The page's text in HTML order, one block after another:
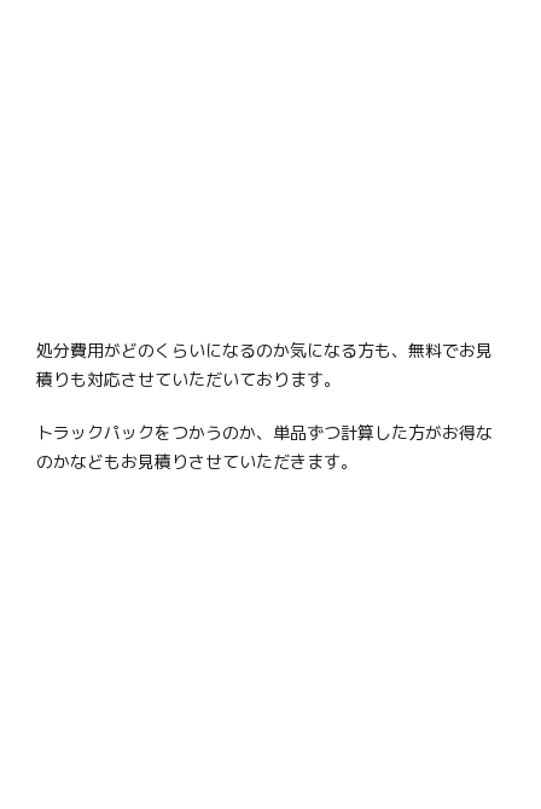
処分費用がどのくらいになるのか気になる方も、無料でお見
積りも対応させていただいております。
トラックパックをつかうのか、単品ずつ計算した方がお得な
のかなどもお見積りさせていただきます。